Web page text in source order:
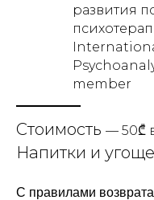
развития
member
Стоимость — 50₾
Напитки и
С правилами